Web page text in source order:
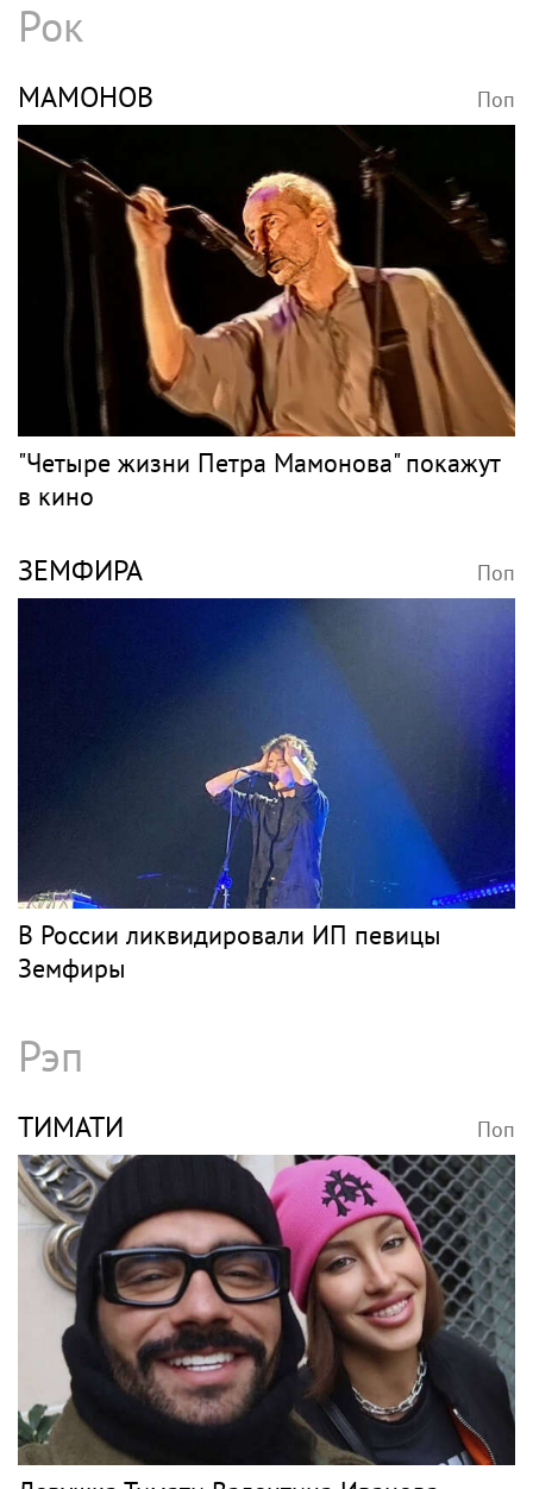
Рок
МАМОНОВ Поп
"Четыре жизни Петра Мамонова" покажут
в кино
ЗЕМФИРА Поп
В России ликвидировали ИП певицы
Земфиры
Рэп
ТИМАТИ Поп